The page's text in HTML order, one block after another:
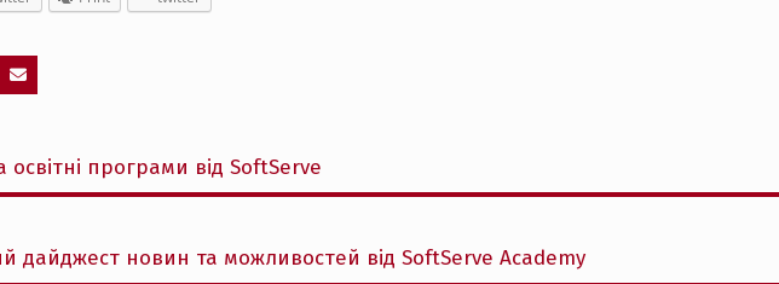
освітні програми від SoftServe
дайджест новин та можливостей від SoftServe Academy